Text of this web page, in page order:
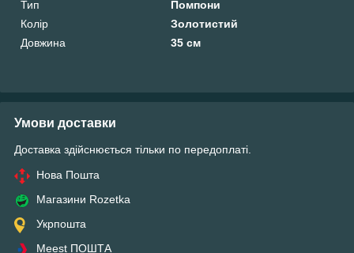
Тип
Помпони
Колір
Золотистий
Довжина
35 см
Умови доставки
Доставка здійснюється тільки по передоплаті.
Нова Пошта
Магазини Rozetka
Укрпошта
Meest ПОШТА